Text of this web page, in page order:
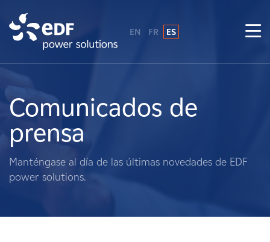
Sobre nosotros
Qué hacemos
Terratenientes
EN FR ES
Comunicados de
prensa
Manténgase al día de las últimas novedades de EDF
power solutions.